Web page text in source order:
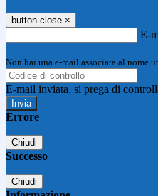
button close ×
E-
Non hai una e-mail associata al nome
E-mail inviata, si prega di
Errore
Chiudi
Successo
Chiudi